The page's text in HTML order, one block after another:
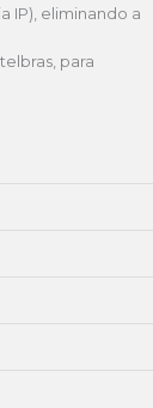
IP), eliminando a
para